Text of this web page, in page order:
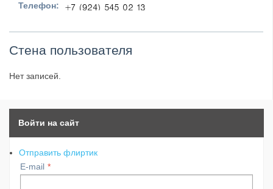
Телефон:
Стена пользователя
Нет записей.
Войти на сайт
Отправить флиртик
E-mail